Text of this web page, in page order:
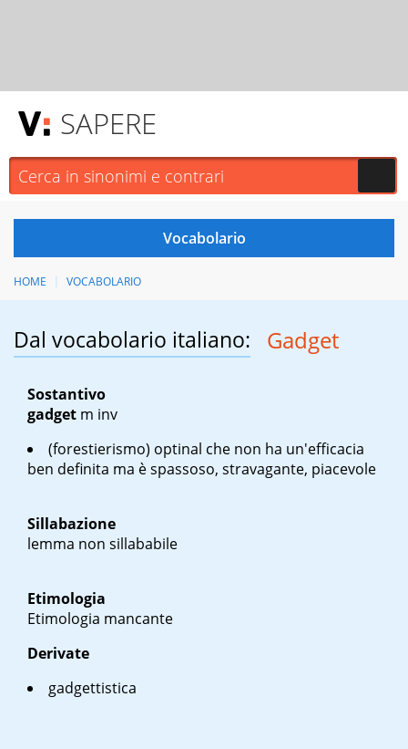
SAPERE
HOME VOCABOLARIO
Dal vocabolario italiano: Gadget
Sostantivo
gadget m inv
(forestierismo) optinal che non ha un'efficacia
ben definita ma è spassoso, stravagante, piacevole
Sillabazione
lemma non sillababile
Etimologia
Etimologia mancante
Derivate
gadgettistica